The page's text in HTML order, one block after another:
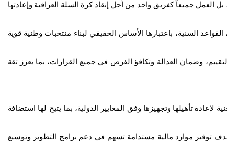
جميعاً كفريق واحد من أجل إنقاذ كرة السلة العراقية وإعادتها
السنية، باعتبارها الأساس الحقيقي لبناء منتخبات وطنية قوية
وضمان العدالة وتكافؤ الفرص في جميع القرارات، بما يعزز ثقة
تأهيلها وتجهيزها وفق المعايير الدولية، بما يتيح لها استضافة
توفير موارد مالية مستدامة تسهم في دعم برامج التطوير وتوسيع